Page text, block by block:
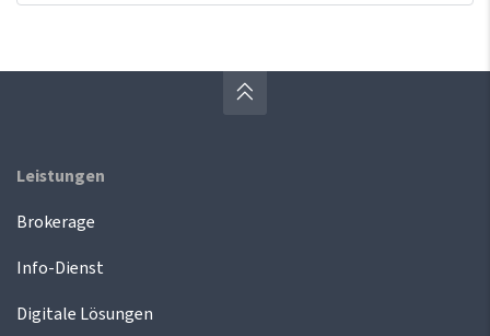
Leistungen
Brokerage
Info-Dienst
Digitale Lösungen